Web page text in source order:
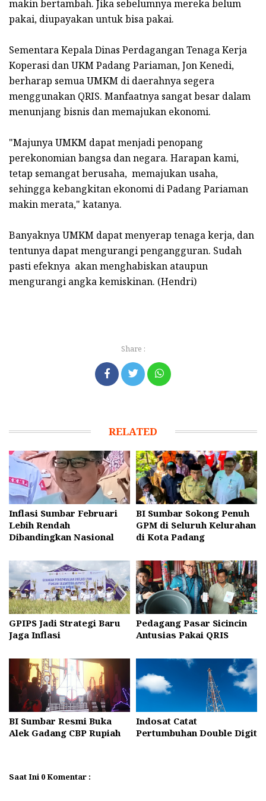
makin bertambah. Jika sebelumnya mereka belum
pakai, diupayakan untuk bisa pakai.
Sementara Kepala Dinas Perdagangan Tenaga Kerja
Koperasi dan UKM Padang Pariaman, Jon Kenedi,
berharap semua UMKM di daerahnya segera
menggunakan QRIS. Manfaatnya sangat besar dalam
menunjang bisnis dan memajukan ekonomi.
"Majunya UMKM dapat menjadi penopang
perekonomian bangsa dan negara. Harapan kami,
tetap semangat berusaha, memajukan usaha,
sehingga kebangkitan ekonomi di Padang Pariaman
makin merata," katanya.
Banyaknya UMKM dapat menyerap tenaga kerja, dan
tentunya dapat mengurangi pengangguran. Sudah
pasti efeknya akan menghabiskan ataupun
mengurangi angka kemiskinan. (Hendri)
Share :
RELATED
Inflasi Sumbar Februari
Lebih Rendah
Dibandingkan Nasional
BI Sumbar Sokong Penuh
GPM di Seluruh Kelurahan
di Kota Padang
GPIPS Jadi Strategi Baru
Jaga Inflasi
Pedagang Pasar Sicincin
Antusias Pakai QRIS
BI Sumbar Resmi Buka
Alek Gadang CBP Rupiah
Indosat Catat
Pertumbuhan Double Digit
Saat Ini 0 Komentar :